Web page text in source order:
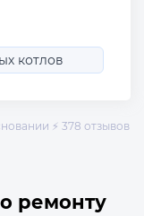
котлов
⚡ 378 отзывов
ремонту